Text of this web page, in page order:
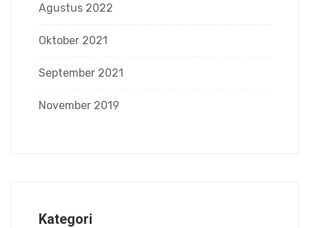
Agustus 2022
Oktober 2021
September 2021
November 2019
Kategori